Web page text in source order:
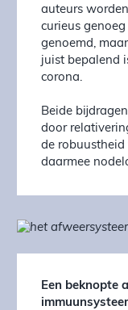
auteurs
curieus
genoemd,
juist bepalend
corona.
Beide
door
de
daarmee
Een beknopte